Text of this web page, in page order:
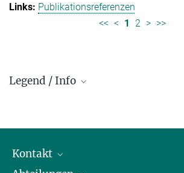
Publikationsreferenzen
<< < 1 2 > >>
Legend / Info
Kontakt